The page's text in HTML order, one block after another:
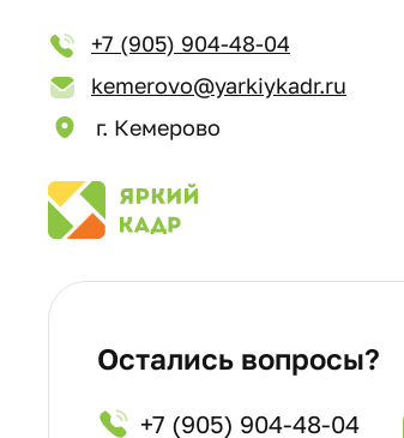
+7 (905) 904-48-04
kemerovo@yarkiykadr.ru
г. Кемерово
Остались вопросы?
+7 (905) 904-48-04